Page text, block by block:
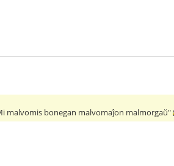
malvomis bonegan malvomaĵon malmorgaŭ"